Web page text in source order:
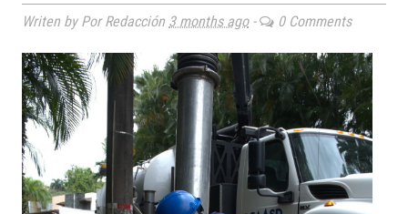
Writen by Por Redacción 3 months ago- 0 Comments